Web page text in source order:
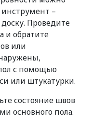
–
Проведите
и обратите
или
с помощью
или штукатурки.
состояние швов
основного пола.